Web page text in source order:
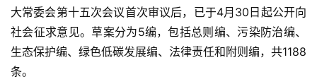
大常委会第十五次会议首次审议后，已于4月30日起公开向
社会征求意见。草案分为5编，包括总则编、污染防治编、
生态保护编、绿色低碳发展编、法律责任和附则编，共1188
条。